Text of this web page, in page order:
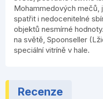
Mohammedových mečů,
spatřit i nedocenitelné
objektů nesmírné
na světě, Spoonseller
speciální vitríně v hale.
Recenze